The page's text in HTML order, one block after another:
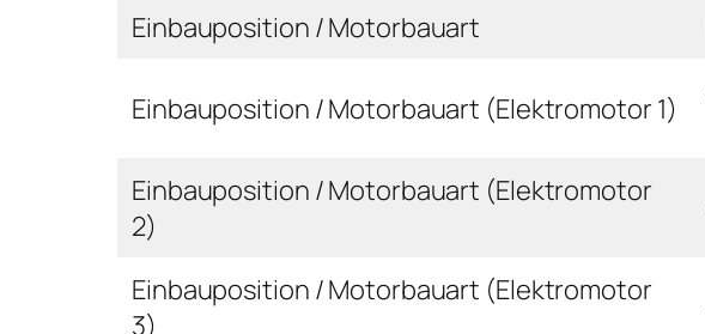
Einbauposition / Motorbauart
Einbauposition / Motorbauart (Elektromotor 1)
Einbauposition / Motorbauart (Elektromotor
2)
Einbauposition / Motorbauart (Elektromotor
3)